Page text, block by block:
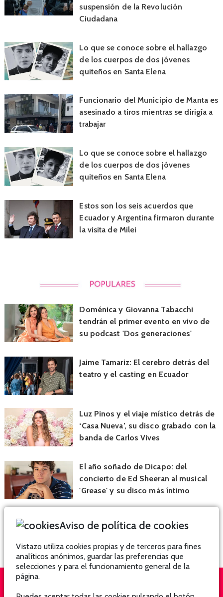
suspensión de la Revolución
Ciudadana
Lo que se conoce sobre el hallazgo
de los cuerpos de dos jóvenes
quiteños en Santa Elena
Funcionario del Municipio de Manta es
asesinado a tiros mientras se dirigía a
trabajar
Lo que se conoce sobre el hallazgo
de los cuerpos de dos jóvenes
quiteños en Santa Elena
Estos son los seis acuerdos que
Ecuador y Argentina firmaron durante
la visita de Milei
Doménica y Giovanna Tabacchi
tendrán el primer evento en vivo de
su podcast 'Dos generaciones'
Jaime Tamariz: El cerebro detrás del
teatro y el casting en Ecuador
Luz Pinos y el viaje místico detrás de
‘Casa Nueva’, su disco grabado con la
banda de Carlos Vives
El año soñado de Dicapo: del
concierto de Ed Sheeran al musical
'Grease' y su disco más íntimo
Aviso de política de cookies
Vistazo utiliza cookies propias y de terceros para fines
analíticos anónimos, guardar las preferencias que
selecciones y para el funcionamiento general de la
página.